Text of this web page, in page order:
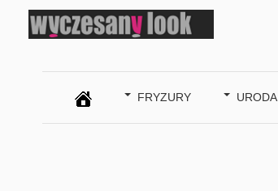
SZUKAJ
FRYZURY URODA